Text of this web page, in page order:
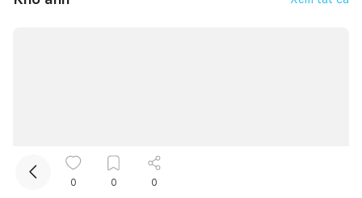
0 0 0